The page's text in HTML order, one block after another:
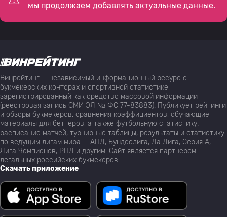
мы продолжаем добавлять актуальные данные.
Винрейтинг — независимый информационный ресурс о
букмекерских конторах и спортивной статистике,
зарегистрированный как средство массовой информации
(реестровая запись СМИ ЭЛ № ФС 77-83883). Публикует рейтинги
и обзоры букмекеров, сравнения коэффициентов, обучающие
материалы для беттеров, а также футбольную статистику:
расписание матчей, турнирные таблицы, результаты и статистику
по ведущим лигам мира — АПЛ, Бундеслига, Ла Лига, Серия А,
Лига Чемпионов, РПЛ и другим. Сайт является партнёром
легальных российских букмекеров.
Скачать приложение